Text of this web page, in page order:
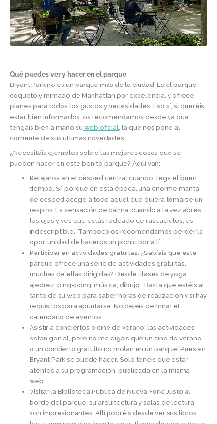
Qué puedes ver y hacer en el parque
Bryant Park no es un parque más de la ciudad. Es el parque
coqueto y mimado de Manhattan por excelencia, y ofrece
planes para todos los gustos y necesidades. Eso sí, si queréis
estar bien informados, os recomendamos desde ya que
tengáis bien a mano su web oficial , la que nos pone al
corriente de sus últimas novedades.
¿Necesitáis ejemplos sobre las mejores cosas que se
pueden hacer en este bonito parque? Aquí van:
Relajaros en el césped central cuando llega el buen
tiempo. Sí, porque en esta época, una enorme manta
de césped acoge a todo aquel que quiera tomarse un
respiro. La sensación de calma, cuando a la vez abres
los ojos y ves que estás rodeado de rascacielos, es
indescriptible. Tampoco os recomendamos perder la
oportunidad de haceros un picnic por allí.
Participar en actividades gratuitas: ¿Sabíais que este
parque ofrece una serie de actividades gratuitas,
muchas de ellas dirigidas? Desde clases de yoga,
ajedrez, ping-pong, música, dibujo… Basta que estéis al
tanto de su web para saber horas de realización y si hay
requisitos para apuntarse. No dejéis de mirar el
calendario de eventos.
Asistir a conciertos o cine de verano: las actividades
están genial, pero no me digáis que un cine de verano
o un concierto gratuito no molan en un parque! Pues en
Bryant Park se puede hacer. Solo tenéis que estar
atentos a su programación, publicada en la misma
web.
Visitar la Biblioteca Pública de Nueva York: Justo al
borde del parque, su arquitectura y salas de lectura
son impresionantes. Allí podréis desde ver sus libros